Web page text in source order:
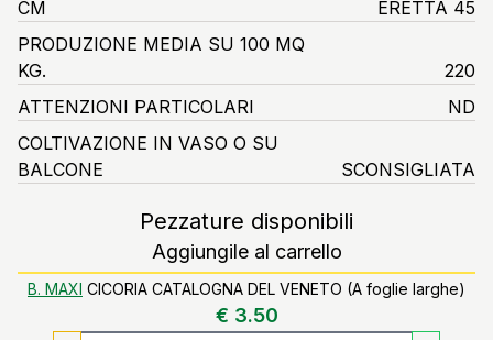
CM
ERETTA 45
PRODUZIONE MEDIA SU 100 MQ
KG.
220
ATTENZIONI PARTICOLARI
ND
COLTIVAZIONE IN VASO O SU
BALCONE
SCONSIGLIATA
Pezzature disponibili
Aggiungile al carrello
B. MAXI CICORIA CATALOGNA DEL VENETO (A foglie larghe)
€ 3.50